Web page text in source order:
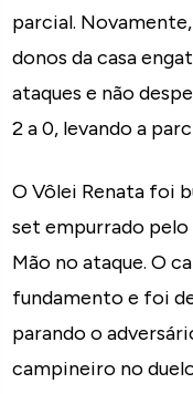
parcial.
donos da casa
ataques e não
2 a 0, levando a
O Vôlei Renata foi
set empurrado
Mão no ataque. O
fundamento e foi
parando o
campineiro no